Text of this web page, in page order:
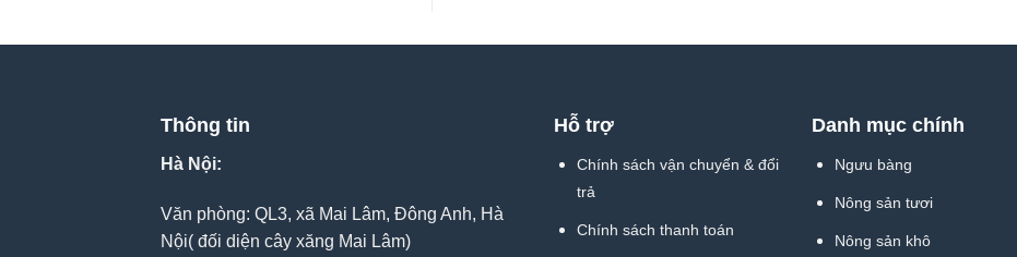
Thông tin
Hà Nội:
Văn phòng: QL3, xã Mai Lâm, Đông Anh, Hà
Nội( đối diện cây xăng Mai Lâm)
Hỗ trợ
Chính sách vận chuyển & đổi
trả
Chính sách thanh toán
Danh mục chính
Ngưu bàng
Nông sản tươi
Nông sản khô